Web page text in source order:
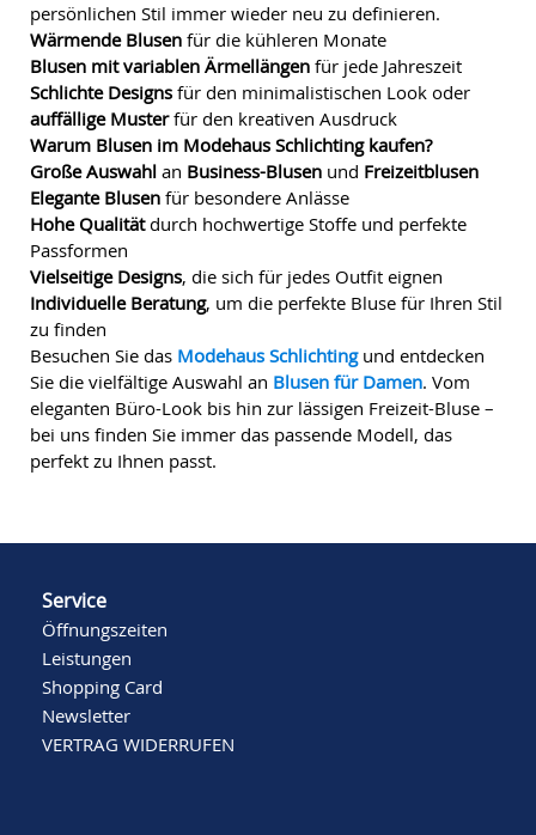
persönlichen Stil immer wieder neu zu definieren.
Wärmende Blusen für die kühleren Monate
Blusen mit variablen Ärmellängen für jede Jahreszeit
Schlichte Designs für den minimalistischen Look oder
auffällige Musterfür den kreativen Ausdruck
Warum Blusen im Modehaus Schlichting kaufen?
Große Auswahl an Business-Blusen und Freizeitblusen
Elegante Blusen für besondere Anlässe
Hohe Qualitätdurch hochwertige Stoffe und perfekte
Passformen
Vielseitige Designs, die sich für jedes Outfit eignen
Individuelle Beratung, um die perfekte Bluse für Ihren Stil
zu finden
Besuchen Sie das Modehaus Schlichtingund entdecken
Sie die vielfältige Auswahl an Blusen für Damen. Vom
eleganten Büro-Look bis hin zur lässigen Freizeit-Bluse –
bei uns finden Sie immer das passende Modell, das
perfekt zu Ihnen passt.
Service
Öffnungszeiten
Leistungen
Shopping Card
Newsletter
VERTRAG WIDERRUFEN